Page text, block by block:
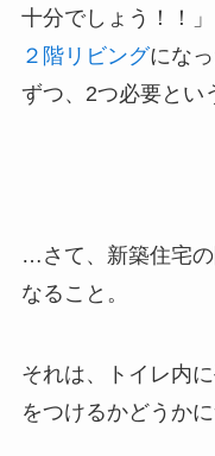
十分でしょう！！
２階リビングにな
ずつ、2つ必要とい
…さて、新築住宅
なること。
それは、
トイレ内
をつけるかどうか